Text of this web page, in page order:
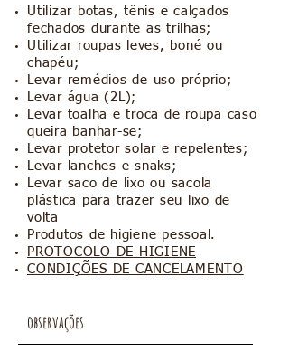
Utilizar botas, tênis e calçados
fechados durante as trilhas;
Utilizar roupas leves, boné ou
chapéu;
Levar remédios de uso próprio;
Levar água (2L);
Levar toalha e troca de roupa caso
queira banhar-se;
Levar protetor solar e repelentes;
Levar lanches e snaks;
Levar saco de lixo ou sacola
plástica para trazer seu lixo de
volta
Produtos de higiene pessoal.
PROTOCOLO DE HIGIENE
CONDIÇÕES DE CANCELAMENTO
observações